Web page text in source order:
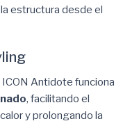
estructura desde el
Antidote funciona
, facilitando el
y prolongando la